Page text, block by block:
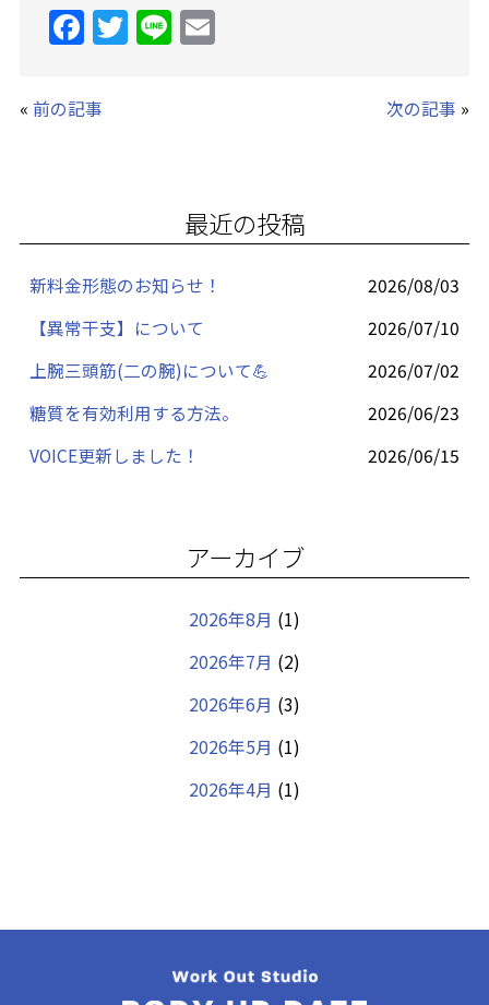
F
a
c
e
o
k
T
w
Li
n
E
« 前の記事 次の記事 »
最近の投稿
新料金形態のお知らせ！
2026/08/03
【異常干支】について
2026/07/10
上腕三頭筋(二の腕)について💪
2026/07/02
糖質を有効利用する方法。
2026/06/23
VOICE更新しました！
2026/06/15
アーカイブ
2026年8月 (1)
2026年7月 (2)
2026年6月 (3)
2026年5月 (1)
2026年4月 (1)